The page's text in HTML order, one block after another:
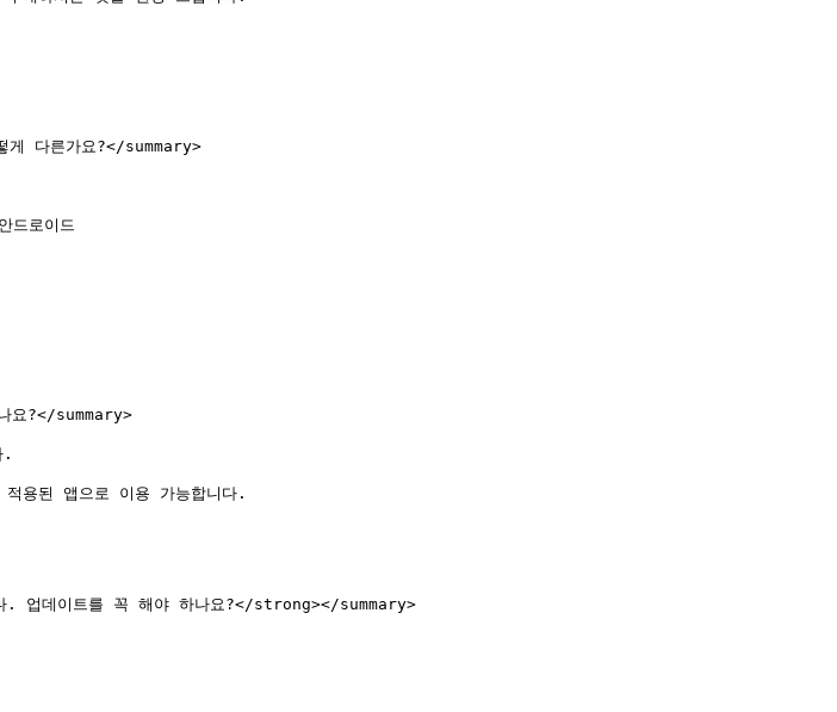
다른가요?</summary>
드로이드
요?</summary>
.
용된 앱으로 이용 가능합니다.
. 업데이트를 꼭 해야 하나요?</strong></summary>